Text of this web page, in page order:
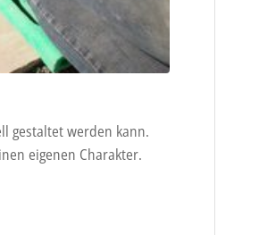
gestaltet werden kann.
eigenen Charakter.